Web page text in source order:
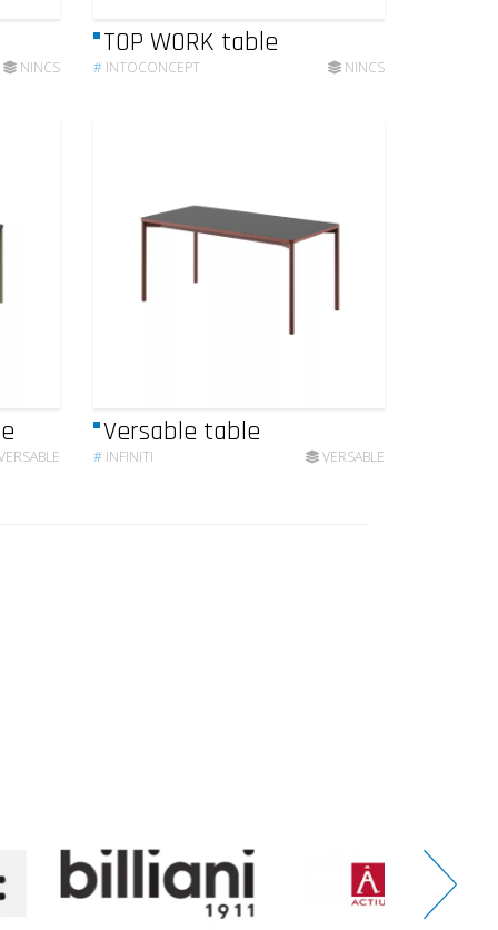
NINCS
TOP WORK table
# INTOCONCEPT NINCS
Versable table
# INFINITI VERSABLE